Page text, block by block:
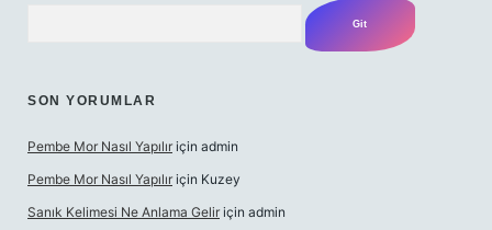
SON YORUMLAR
Pembe Mor Nasıl Yapılır için admin
Pembe Mor Nasıl Yapılır için Kuzey
Sanık Kelimesi Ne Anlama Gelir için admin